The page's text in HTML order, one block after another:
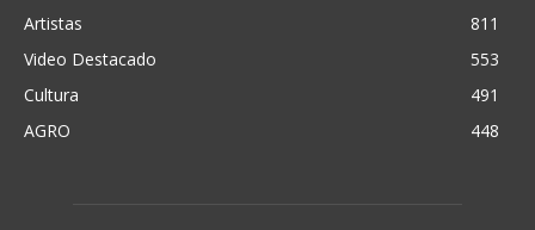
Artistas
811
Video Destacado
553
Cultura
491
AGRO
448